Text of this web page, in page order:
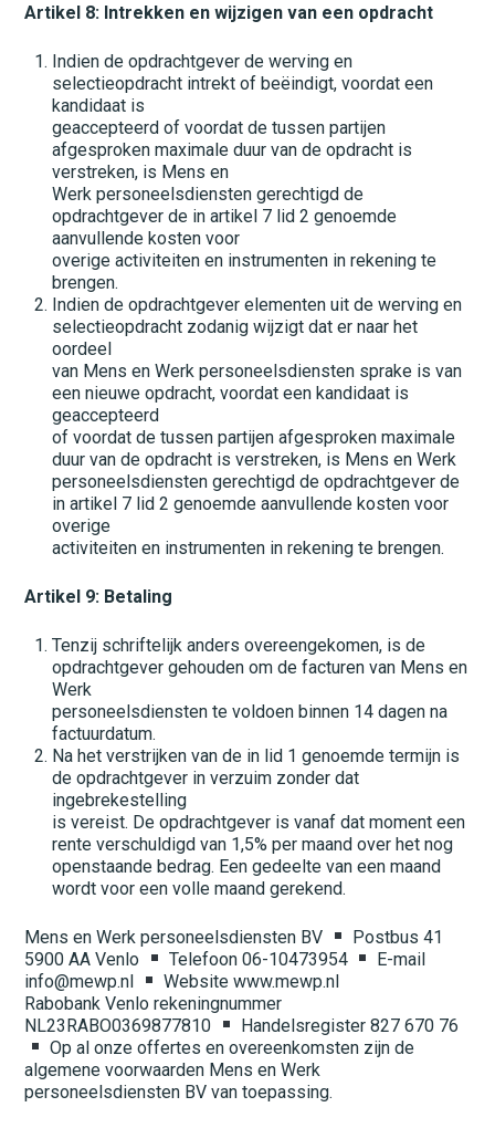
Artikel 8: Intrekken en wijzigen van een opdracht
Indien de opdrachtgever de werving en
selectieopdracht intrekt of beëindigt, voordat een
kandidaat is
geaccepteerd of voordat de tussen partijen
afgesproken maximale duur van de opdracht is
verstreken, is Mens en
Werk personeelsdiensten gerechtigd de
opdrachtgever de in artikel 7 lid 2 genoemde
aanvullende kosten voor
overige activiteiten en instrumenten in rekening te
brengen.
Indien de opdrachtgever elementen uit de werving en
selectieopdracht zodanig wijzigt dat er naar het
oordeel
van Mens en Werk personeelsdiensten sprake is van
een nieuwe opdracht, voordat een kandidaat is
geaccepteerd
of voordat de tussen partijen afgesproken maximale
duur van de opdracht is verstreken, is Mens en Werk
personeelsdiensten gerechtigd de opdrachtgever de
in artikel 7 lid 2 genoemde aanvullende kosten voor
overige
activiteiten en instrumenten in rekening te brengen.
Artikel 9: Betaling
Tenzij schriftelijk anders overeengekomen, is de
opdrachtgever gehouden om de facturen van Mens en
Werk
personeelsdiensten te voldoen binnen 14 dagen na
factuurdatum.
Na het verstrijken van de in lid 1 genoemde termijn is
de opdrachtgever in verzuim zonder dat
ingebrekestelling
is vereist. De opdrachtgever is vanaf dat moment een
rente verschuldigd van 1,5% per maand over het nog
openstaande bedrag. Een gedeelte van een maand
wordt voor een volle maand gerekend.
Mens en Werk personeelsdiensten BV
Postbus 41
5900 AA Venlo
Telefoon 06-10473954
E-mail
info@mewp.nl
Website www.mewp.nl
Rabobank Venlo rekeningnummer
NL23RABO0369877810
Handelsregister 827 670 76
Op al onze offertes en overeenkomsten zijn de
algemene voorwaarden Mens en Werk
personeelsdiensten BV van toepassing.